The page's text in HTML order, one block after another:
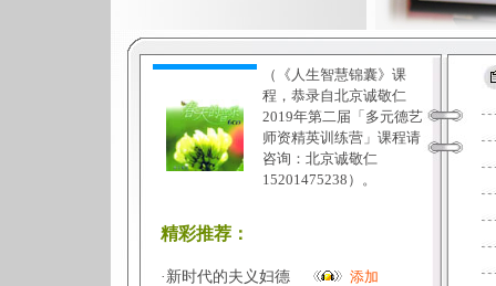
（《人生智慧锦囊》课
程，恭录自北京诚敬仁
2019年第二届「 多元德艺
师资精英训练营 」课程请
咨询：北京诚敬仁
15201475238）。
精彩推荐：
· 新时代的夫义妇德 添加